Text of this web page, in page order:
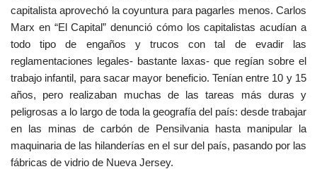
capitalista aprovechó la coyuntura para pagarles menos. Carlos
Marx en “El Capital” denunció cómo los capitalistas acudían a
todo tipo de engaños y trucos con tal de evadir las
reglamentaciones legales- bastante laxas- que regían sobre el
trabajo infantil, para sacar mayor beneficio. Tenían entre 10 y 15
años, pero realizaban muchas de las tareas más duras y
peligrosas a lo largo de toda la geografía del país: desde trabajar
en las minas de carbón de Pensilvania hasta manipular la
maquinaria de las hilanderías en el sur del país, pasando por las
fábricas de vidrio de Nueva Jersey.